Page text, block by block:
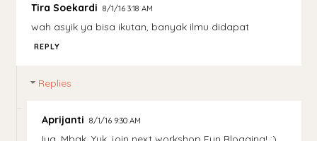
Tira Soekardi 8/1/16 3:18 AM
wah asyik ya bisa ikutan, banyak ilmu didapat
REPLY
Replies
Aprijanti 8/1/16 9:30 AM